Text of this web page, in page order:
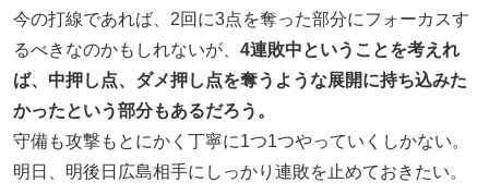
今の打線であれば、2回に3点を奪った部分にフォーカスす
るべきなのかもしれないが、 4連敗中ということを考えれ
ば、中押し点、ダメ押し点を奪うような展開に持ち込みた
かったという部分もあるだろう。
守備も攻撃もとにかく丁寧に1つ1つやっていくしかない。
明日、明後日広島相手にしっかり連敗を止めておきたい。